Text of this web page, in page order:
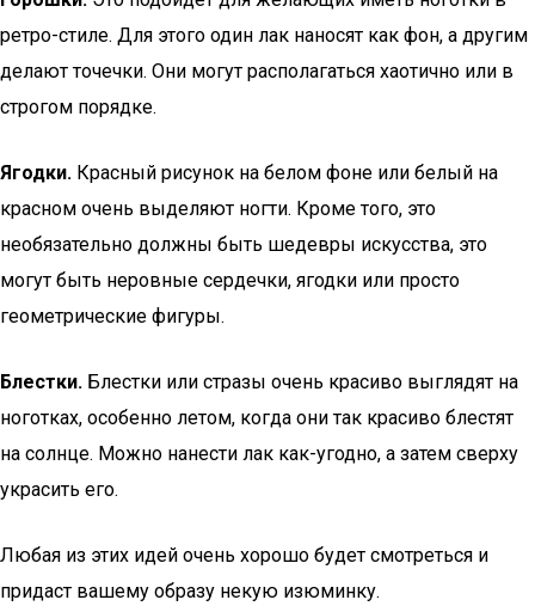
ретро-стиле. Для этого один лак наносят как фон, а другим
делают точечки. Они могут располагаться хаотично или в
строгом порядке.
Ягодки. Красный рисунок на белом фоне или белый на
красном очень выделяют ногти. Кроме того, это
необязательно должны быть шедевры искусства, это
могут быть неровные сердечки, ягодки или просто
геометрические фигуры.
Блестки. Блестки или стразы очень красиво выглядят на
ноготках, особенно летом, когда они так красиво блестят
на солнце. Можно нанести лак как-угодно, а затем сверху
украсить его.
Любая из этих идей очень хорошо будет смотреться и
придаст вашему образу некую изюминку.